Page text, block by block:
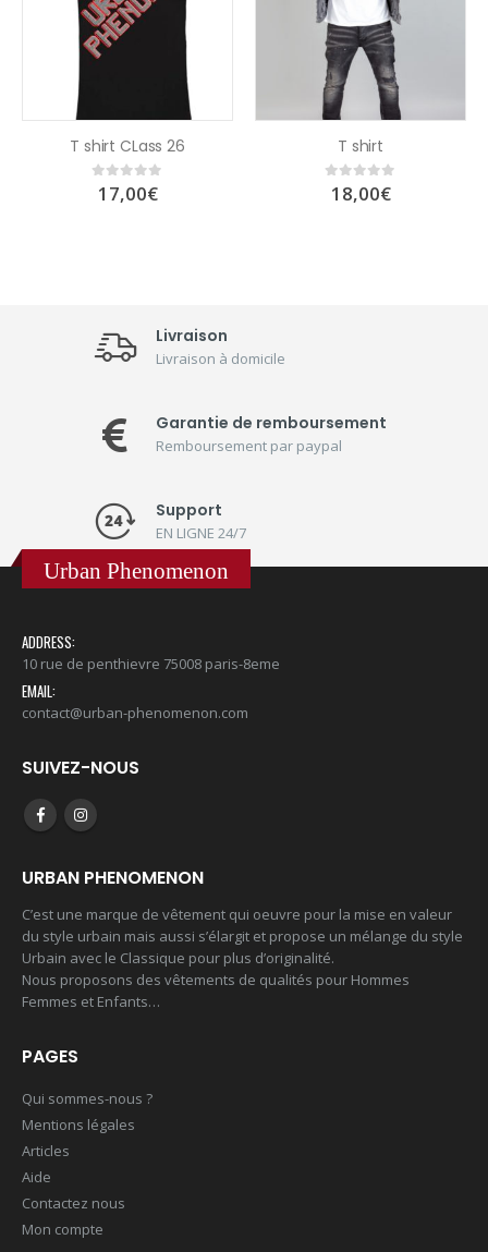
T shirt CLass 26
0out of 5
17,00€
T shirt
0out of 5
18,00€
Livraison
Livraison à domicile
Garantie de remboursement
Remboursement par paypal
Support
EN LIGNE 24/7
Urban Phenomenon
ADDRESS:
10 rue de penthievre 75008 paris-8eme
EMAIL:
contact@urban-phenomenon.com
SUIVEZ-NOUS
URBAN PHENOMENON
C’est une marque de vêtement qui oeuvre pour la mise en valeur
du style urbain mais aussi s’élargit et propose un mélange du style
Urbain avec le Classique pour plus d’originalité.
Nous proposons des vêtements de qualités pour Hommes
Femmes et Enfants…
PAGES
Qui sommes-nous ?
Mentions légales
Articles
Aide
Contactez nous
Mon compte